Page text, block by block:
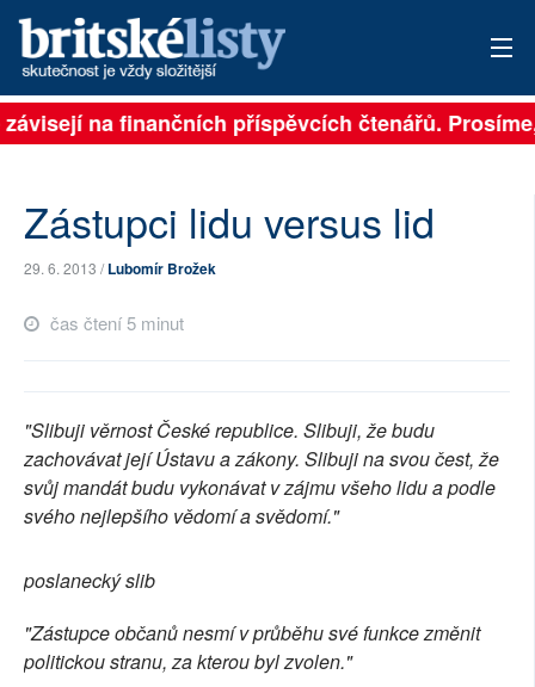
PŘIHLÁSIT
ARCHIV
AUTOŘI
PŘÍSPĚVKY NA PROVOZ
PLNÁ VERZE STRÁNEK
na finančních příspěvcích čtenářů.
Zástupci lidu versus lid
29. 6. 2013 /Lubomír Brožek
čas čtení 5 minut
"Slibuji věrnost České republice. Slibuji, že budu
zachovávat její Ústavu a zákony. Slibuji na svou čest, že
svůj mandát budu vykonávat v zájmu všeho lidu a podle
svého nejlepšího vědomí a svědomí."
poslanecký slib
"Zástupce občanů nesmí v průběhu své funkce změnit
politickou stranu, za kterou byl zvolen."